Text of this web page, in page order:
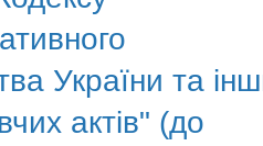
України та
актів" (до